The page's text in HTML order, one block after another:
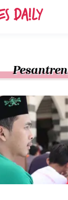
Pesantren